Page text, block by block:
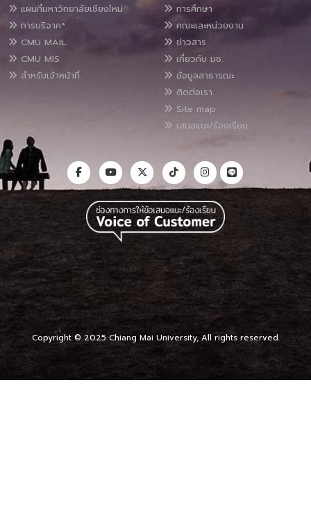
แผนที่มหาวิทยาลัยเชียงใหม่
การบริจาค*
CMU MAIL
CMU MIS
สำหรับเจ้าหน้าที่
การศึกษา
คณะและหน่วยงาน
ข่าวสาร
เกี่ยวกับ มช.
ข้อมูลสาธารณะ
ติดต่อเรา
Site map
เสนอแนะ/ร้องเรียน
Copyright © 2025 Chiang Mai University, All rights reserved.